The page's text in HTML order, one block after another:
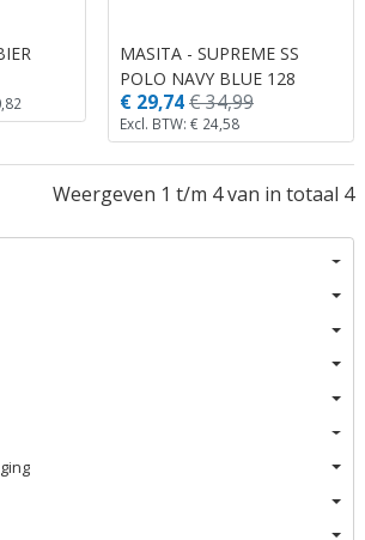
MASITA - SUPREME SS
POLO NAVY BLUE 128
€ 29,74€ 34,99
Excl. BTW: € 24,58
Weergeven 1 t/m 4 van in totaal 4